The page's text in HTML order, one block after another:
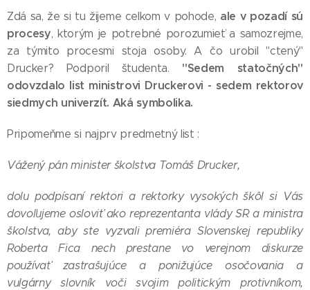
Zdá sa, že si tu žijeme celkom v pohode, ale v pozadí sú
procesy, ktorým je potrebné porozumieť a samozrejme,
za týmito procesmi stoja osoby. A čo urobil "ctený"
Drucker? Podporil študenta. "Sedem statočných"
odovzdalo list ministrovi Druckerovi - sedem rektorov
siedmych univerzít. Aká symbolika.
Pripomeňme si najprv predmetný list :
Vážený pán minister školstva Tomáš Drucker,
dolu podpísaní rektori a rektorky vysokých škôl si Vás
dovoľujeme osloviť ako reprezentanta vlády SR a ministra
školstva, aby ste vyzvali premiéra Slovenskej republiky
Roberta Fica nech prestane vo verejnom diskurze
používať zastrašujúce a ponižujúce osočovania a
vulgárny slovník voči svojim politickým protivníkom,